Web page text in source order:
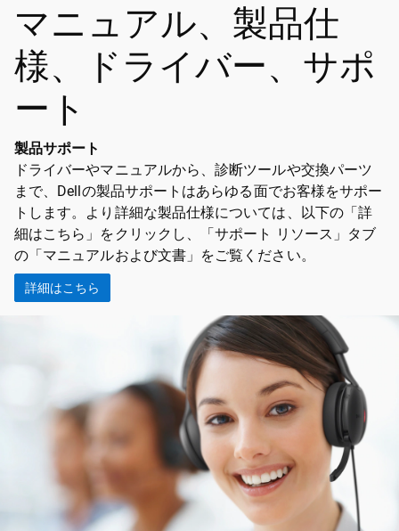
マニュアル、製品仕
様、ドライバー、サポ
ート
製品サポート
ドライバーやマニュアルから、診断ツールや交換パーツ
まで、Dellの製品サポートはあらゆる面でお客様をサポー
トします。より詳細な製品仕様については、以下の「詳
細はこちら」をクリックし、「サポート リソース」タブ
の「マニュアルおよび文書」をご覧ください。
詳細はこちら